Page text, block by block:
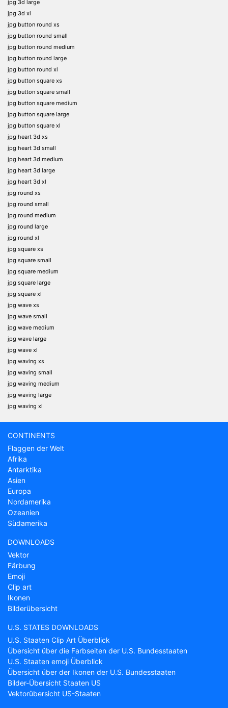
jpg 3d large
jpg 3d xl
jpg button round xs
jpg button round small
jpg button round medium
jpg button round large
jpg button round xl
jpg button square xs
jpg button square small
jpg button square medium
jpg button square large
jpg button square xl
jpg heart 3d xs
jpg heart 3d small
jpg heart 3d medium
jpg heart 3d large
jpg heart 3d xl
jpg round xs
jpg round small
jpg round medium
jpg round large
jpg round xl
jpg square xs
jpg square small
jpg square medium
jpg square large
jpg square xl
jpg wave xs
jpg wave small
jpg wave medium
jpg wave large
jpg wave xl
jpg waving xs
jpg waving small
jpg waving medium
jpg waving large
jpg waving xl
CONTINENTS
Flaggen der Welt
Afrika
Antarktika
Asien
Europa
Nordamerika
Ozeanien
Südamerika
DOWNLOADS
Vektor
Färbung
Emoji
Clip art
Ikonen
Bilderübersicht
U.S. STATES DOWNLOADS
U.S. Staaten Clip Art Überblick
Übersicht über die Farbseiten der U.S. Bundesstaaten
U.S. Staaten emoji Überblick
Übersicht über der Ikonen der U.S. Bundesstaaten
Bilder-Übersicht Staaten US
Vektorübersicht US-Staaten